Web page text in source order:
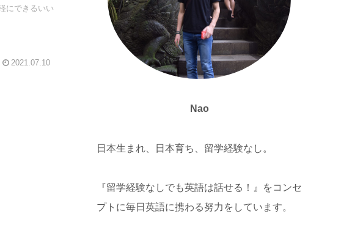
にできるいい
2021.07.10
Nao
日本生まれ、日本育ち、留学経験なし。
『留学経験なしでも英語は話せる！』をコンセ
プトに毎日英語に携わる努力をしています。